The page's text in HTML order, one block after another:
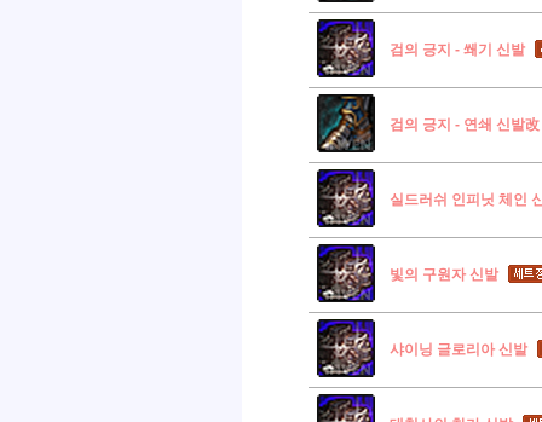
검의 긍지 - 쐐기 신발
검의 긍지 - 연쇄 신발改
실드러쉬 인피닛 체인
빛의 구원자 신발
샤이닝 글로리아 신발